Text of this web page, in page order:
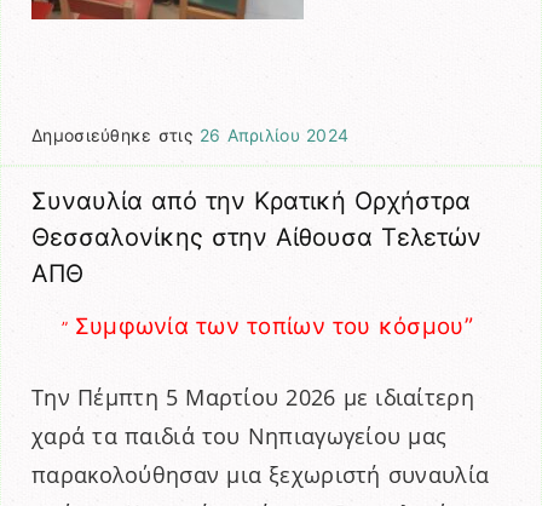
Δημοσιεύθηκε στις 26 Απριλίου 2024
Συναυλία από την Κρατική Ορχήστρα
Θεσσαλονίκης στην Αίθουσα Τελετών
ΑΠΘ
” Συμφωνία των τοπίων του κόσμου”
Την Πέμπτη 5 Μαρτίου 2026 με ιδιαίτερη
χαρά τα παιδιά του Νηπιαγωγείου μας
παρακολούθησαν μια ξεχωριστή συναυλία